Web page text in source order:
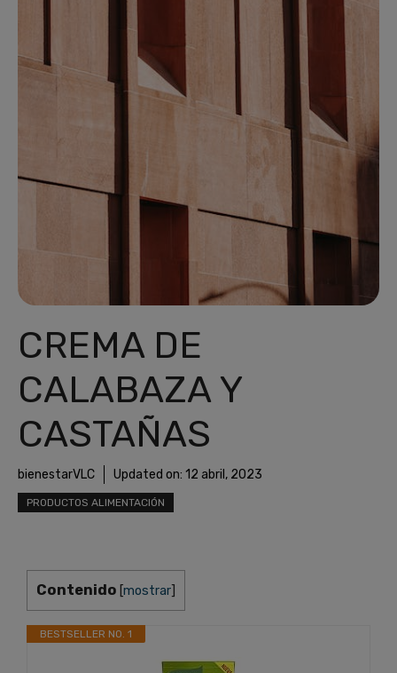
CREMA DE
CALABAZA Y
CASTAÑAS
bienestarVLC Updated on: 12 abril, 2023
PRODUCTOS ALIMENTACIÓN
Contenido [mostrar]
BESTSELLER NO. 1